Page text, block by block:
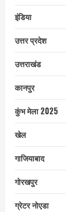
इंडिया
उत्तर प्रदेश
उत्तराखंड
कानपुर
कुंभ मेला 2025
खेल
गाजियाबाद
गोरखपुर
ग्रेटर नोएडा